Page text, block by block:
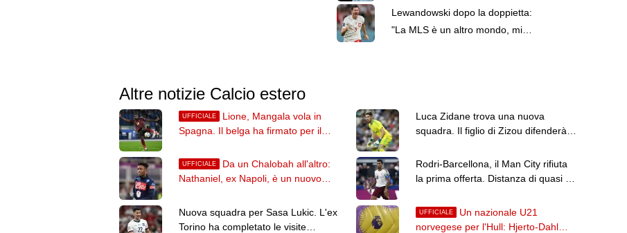
un altro mondo"
Lewandowski dopo la doppietta:
"La MLS è un altro mondo, mi
Altre notizie Calcio estero
UFFICIALE
Lione, Mangala vola in
Spagna. Il belga ha firmato per il
Luca Zidane trova una nuova
squadra. Il figlio di Zizou difenderà i
UFFICIALE
Da un Chalobah all'altro:
Nathaniel, ex Napoli, è un nuovo
Rodri-Barcellona, il Man City rifiuta
la prima offerta. Distanza di quasi 25
Nuova squadra per Sasa Lukic. L'ex
Torino ha completato le visite
UFFICIALE
Un nazionale U21
norvegese per l'Hull: Hjerto-Dahl